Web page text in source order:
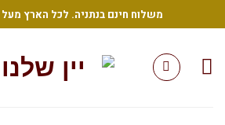
to
משלוח חינם בנתניה. לכל הארץ מעל 1000 ש"ח חינם.